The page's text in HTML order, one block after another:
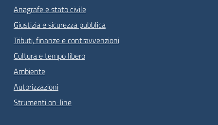
Anagrafe e stato civile
Giustizia e sicurezza pubblica
Tributi, finanze e contravvenzioni
Cultura e tempo libero
Ambiente
Autorizzazioni
Strumenti on-line